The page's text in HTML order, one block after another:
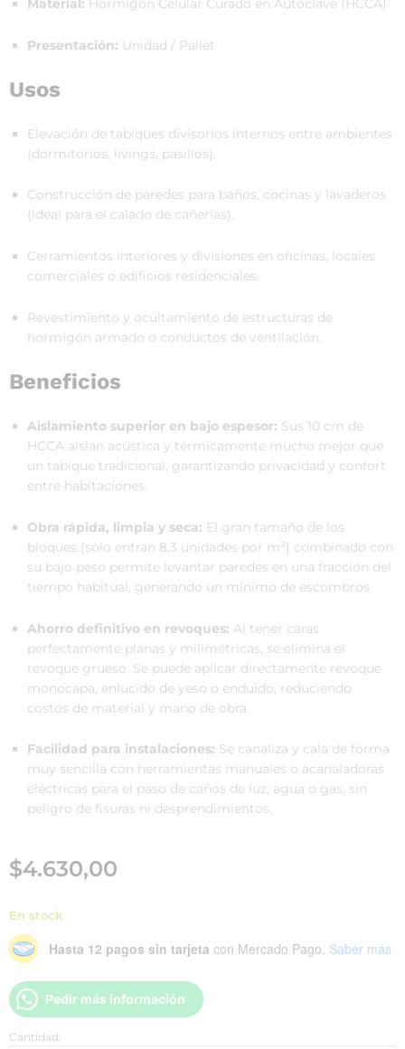
Material: Hormigón Celular Curado en Autoclave (HCCA)
Presentación: Unidad / Pallet
Usos
Elevación de tabiques divisorios internos entre ambientes
(dormitorios, livings, pasillos).
Construcción de paredes para baños, cocinas y lavaderos
(ideal para el calado de cañerías).
Cerramientos interiores y divisiones en oficinas, locales
comerciales o edificios residenciales.
Revestimiento y ocultamiento de estructuras de
hormigón armado o conductos de ventilación.
Beneficios
Aislamiento superior en bajo espesor: Sus 10 cm de
HCCA aíslan acústica y térmicamente mucho mejor que
un tabique tradicional, garantizando privacidad y confort
entre habitaciones.
Obra rápida, limpia y seca: El gran tamaño de los
bloques (solo entran 8,3 unidades por m²) combinado con
su bajo peso permite levantar paredes en una fracción del
tiempo habitual, generando un mínimo de escombros.
Ahorro definitivo en revoques: Al tener caras
perfectamente planas y milimétricas, se elimina el
revoque grueso. Se puede aplicar directamente revoque
monocapa, enlucido de yeso o enduido, reduciendo
costos de material y mano de obra.
Facilidad para instalaciones: Se canaliza y cala de forma
muy sencilla con herramientas manuales o acanaladoras
eléctricas para el paso de caños de luz, agua o gas, sin
peligro de fisuras ni desprendimientos.
$4.630,00
En stock
Hasta 12 pagos sin tarjeta con Mercado Pago. Saber más
Pedir más información
Cantidad: